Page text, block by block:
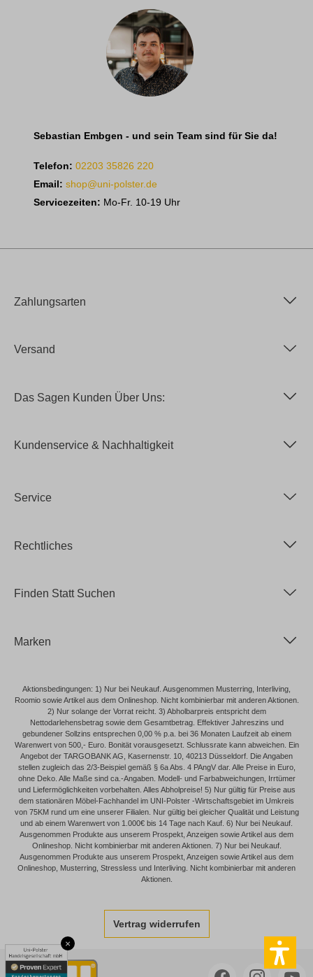
×
Sebastian Embgen - und sein Team sind für Sie da!
Telefon: 02203 35826 220
Email: shop@uni-polster.de
Servicezeiten: Mo-Fr. 10-19 Uhr
Zahlungsarten
Versand
Das Sagen Kunden Über Uns:
Kundenservice & Nachhaltigkeit
Service
Rechtliches
Finden Statt Suchen
Marken
Aktionsbedingungen: 1) Nur bei Neukauf. Ausgenommen Musterring, Interliving,
Roomio sowie Artikel aus dem Onlineshop. Nicht kombinierbar mit anderen Aktionen.
2) Nur solange der Vorrat reicht. 3) Abholbarpreis entspricht dem
Nettodarlehensbetrag sowie dem Gesamtbetrag. Effektiver Jahreszins und
gebundener Sollzins entsprechen 0,00 % p.a. bei 36 Monaten Laufzeit ab einem
Warenwert von 500,- Euro. Bonität vorausgesetzt. Schlussrate kann abweichen. Ein
Angebot der TARGOBANK AG, Kasernenstr. 10, 40213 Düsseldorf. Die Angaben
stellen zugleich das 2/3-Beispiel gemäß § 6a Abs. 4 PAngV dar. Alle Preise in Euro,
ohne Deko. Alle Maße sind ca.-Angaben. Modell- und Farbabweichungen, Irrtümer
und Liefermöglichkeiten vorbehalten. Alles Abholpreise! 5) Nur gültig für Preise aus
dem stationären Möbel-Fachhandel im UNI-Polster -Wirtschaftsgebiet im Umkreis
von 75KM rund um eine unserer Filialen. Nur gültig bei gleicher Qualität und Leistung
und ab einem Warenwert von 1.000€ bis 14 Tage nach Kauf. 6) Nur bei Neukauf.
Ausgenommen Produkte aus unserem Prospekt, Anzeigen sowie Artikel aus dem
Onlineshop. Nicht kombinierbar mit anderen Aktionen. 7) Nur bei Neukauf.
Ausgenommen Produkte aus unserem Prospekt, Anzeigen sowie Artikel aus dem
Onlineshop, Musterring, Stressless und Interliving. Nicht kombinierbar mit anderen
Aktionen.
Vertrag widerrufen